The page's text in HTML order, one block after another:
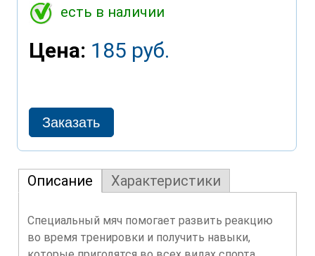
есть в наличии
Цена: 185 руб.
Описание Характеристики
Специальный мяч помогает развить реакцию
во время тренировки и получить навыки,